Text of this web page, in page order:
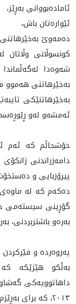
ئامادەبووانی بەڕێز،
ئێواره‌تان باش،
ده‌مه‌وێ به‌خێرهاتنی
كونسوڵانی
شه‌وه‌دا
به‌خێرهاتنی هه‌موو
به‌خێرهاتنێكی
ئه‌مشه‌و له‌و
خۆشحاڵم که‌ ئەم
دامەزراندنی
پیرۆزبایی و
ده‌که‌م کە لە ماوەی
گۆڕینی سیستەمی
به‌ره‌و باشتربردنی،
پەروەردە و فێركردن
بەڵکو هێزێکە
داهاتوویەکی
٢٠١٣، كه‌ برای